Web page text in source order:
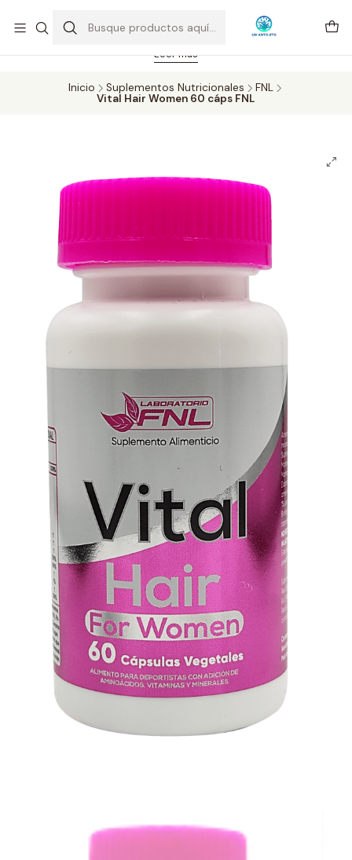
Feriado 21-05-2026 atención hasta las 14 hrs. Envío GRATIS mismo
día solo área Metropolitana Santiago por compras desde CLP 39.900.
Pedidos hasta 16 hrs., sábados y domingos hasta 14 hrs.
Leer más
Inicio Suplementos Nutricionales
FNL
Vital Hair Women 60 cáps FNL